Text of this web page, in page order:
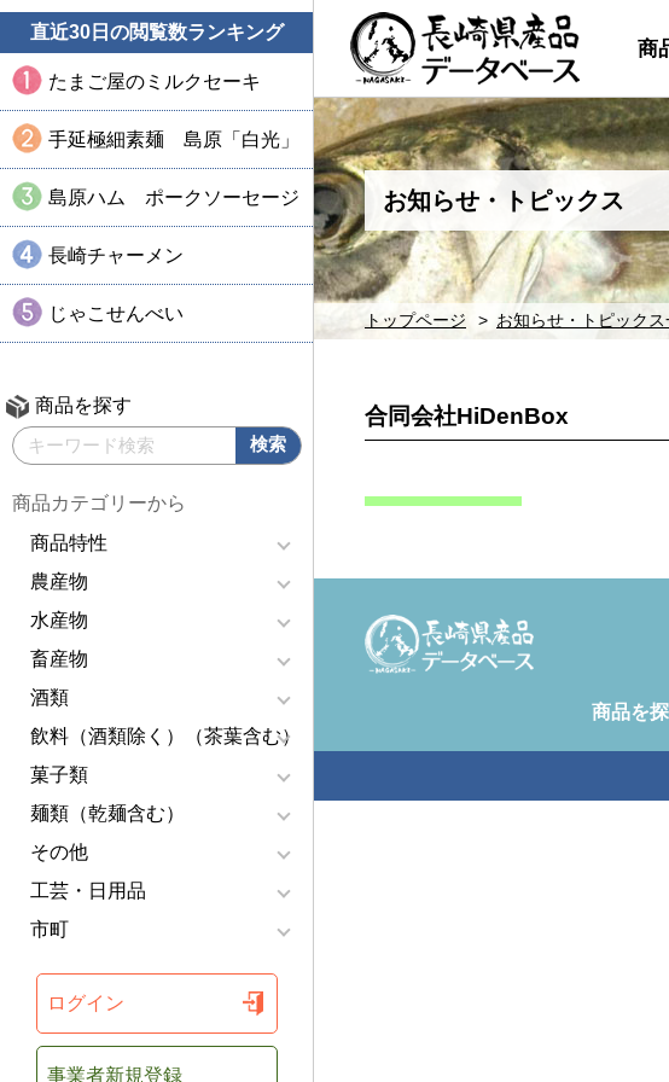
直近30日の閲覧数ランキング
たまご屋のミルクセーキ
手延極細素麺 島原「白光」
島原ハム ポークソーセージ
長崎チャーメン
じゃこせんべい
商品を探す
商品カテゴリーから
商品特性
農産物
水産物
畜産物
酒類
飲料（酒類除く）（茶葉含む）
菓子類
麺類（乾麺含む）
その他
工芸・日用品
市町
ログイン
事業者新規登録
商
お知らせ・トピックス
トップページ お知らせ・トピックス
合同会社HiDenBox
商品を